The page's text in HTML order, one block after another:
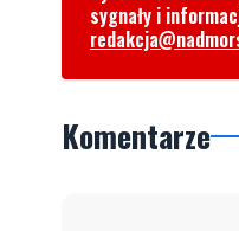
sygnały i
Komentarze